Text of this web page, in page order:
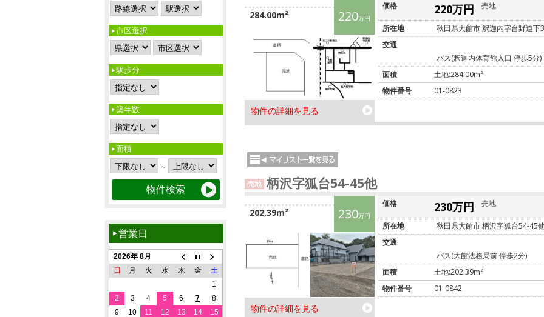
220万円
284.00m²
物件の詳細を見る
価格 220万円 売地
所在地
秋田県大館市 釈迦内字台野道下
交通
バス(釈迦内体育館入口 停歩5分)
面積
土地:284.00m²
物件番号
01-0823
売地 柄沢字狐台54-45他
230万円
202.39m²
物件の詳細を見る
価格 230万円 売地
所在地
秋田県大館市 柄沢字狐台54-45
交通
バス(大館法務局前 停歩2分)
面積
土地:202.39m²
物件番号
01-0842
市区選択
駅歩分
築年数
面積
～
営業日
2026年 8月
日
月 火 水 木 金
土
1
2
3 4 5 6 7
8
9
10 11 12 13 14
15